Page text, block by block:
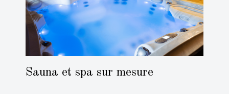
Sauna et spa sur mesure